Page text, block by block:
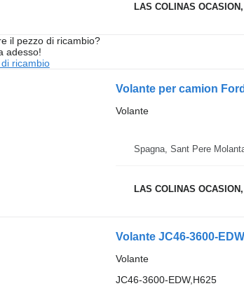
LAS COLINAS
il pezzo di ricambio?
adesso!
ricambio
Volante per camion
Volante
Spagna, Sant Pere
LAS COLINAS
Volante JC46-3600-
Volante
JC46-3600-EDW,H625